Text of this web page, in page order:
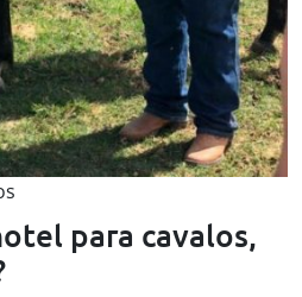
para cavalos,